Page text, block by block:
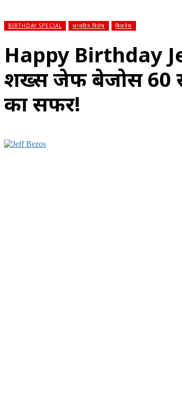
BIRTHDAY SPECIAL जन्मदिन विशेष बिज़नेस
Happy Birthday
शख्स जेफ बेजोस 60
का सफर!